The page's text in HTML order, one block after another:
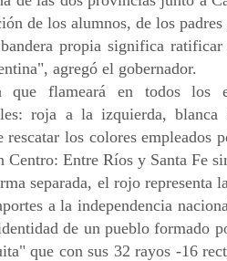
de los alumnos, de los
propia significa
agregó el gobernador.
que flameará en todos los
roja a la izquierda,
rescatar los colores empleados
Centro: Entre Ríos y Santa Fe
separada, el rojo representa
a la independencia
de un pueblo formado
que con sus 32 rayos -16